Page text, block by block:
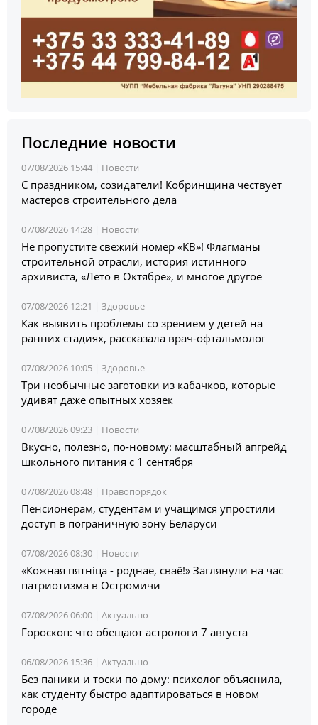
Последние новости
07/08/2026 15:44 | Новости
С праздником, созидатели! Кобринщина чествует
мастеров строительного дела
07/08/2026 14:28 | Новости
Не пропустите свежий номер «КВ»! Флагманы
строительной отрасли, история истинного
архивиста, «Лето в Октябре», и многое другое
07/08/2026 12:21 | Здоровье
Как выявить проблемы со зрением у детей на
ранних стадиях, рассказала врач-офтальмолог
07/08/2026 10:05 | Здоровье
Три необычные заготовки из кабачков, которые
удивят даже опытных хозяек
07/08/2026 09:23 | Новости
Вкусно, полезно, по-новому: масштабный апгрейд
школьного питания с 1 сентября
07/08/2026 08:48 | Правопорядок
Пенсионерам, студентам и учащимся упростили
доступ в пограничную зону Беларуси
07/08/2026 08:30 | Новости
«Кожная пятніца - роднае, сваё!» Заглянули на час
патриотизма в Остромичи
07/08/2026 06:00 | Актуально
Гороскоп: что обещают астрологи 7 августа
06/08/2026 15:36 | Актуально
Без паники и тоски по дому: психолог объяснила,
как студенту быстро адаптироваться в новом
городе